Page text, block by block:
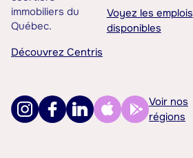
immobiliers du
Québec.
Découvrez Centris
Voyez les emplois
disponibles
Voir nos
régions